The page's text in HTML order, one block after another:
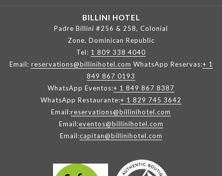
BILLINI HOTEL
Padre Billini #256 & 258, Colonial
Zone, Dominican Republic
Tel: 1 809 338 4040
Email: reservations@billinihotel.com WhatsApp Reservas:+ 1
849 867 0193
WhatsApp Eventos:+ 1 849 867 8387
WhatsApp Restaurante:+ 1 829 745 3642
Email:reservations@billinihotel.com
Email:eventos@billinihotel.com
Email:capitan@billinihotel.com